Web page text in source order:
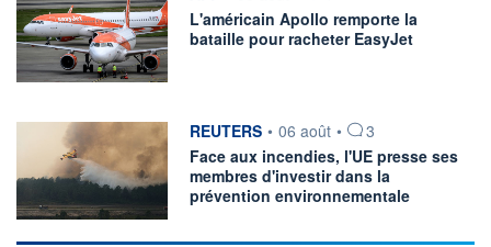
PALMARÈS
France
Dividendes
L'américain Apollo remporte la
bataille pour racheter EasyJet
information fournie par
REUTERS • 06 août •
3
Face aux incendies, l'UE presse ses
membres d'investir dans la
prévention environnementale